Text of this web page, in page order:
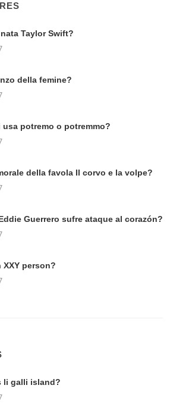
Taylor Swift?
della femine?
usa potremo o potremmo?
della favola Il corvo e la volpe?
Guerrero sufre ataque al corazón?
XXY person?
li galli island?